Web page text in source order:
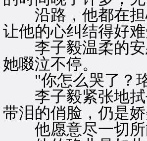
沿路，他都在担
让他的心纠结得好难
李子毅温柔的安
她啜泣不停。
"你怎么哭了？
李子毅紧张地拭
带泪的俏脸，仍是
他愿意尽一切所